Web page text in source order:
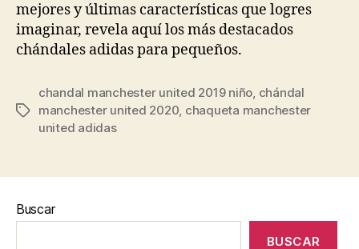
mejores y últimas características que logres
imaginar, revela aquí los más destacados
chándales adidas para pequeños.
Etiquetas
chandal manchester united 2019 niño, chándal
manchester united 2020, chaqueta manchester
united adidas
Buscar
BUSCAR